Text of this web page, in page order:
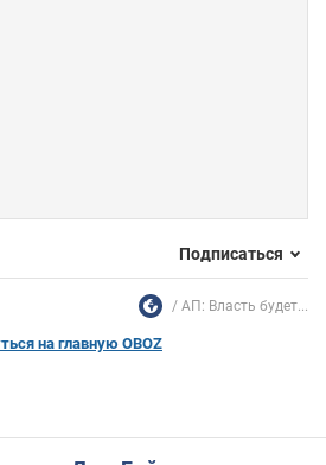
Подписаться
АП: Власть будет...
на главную OBOZ